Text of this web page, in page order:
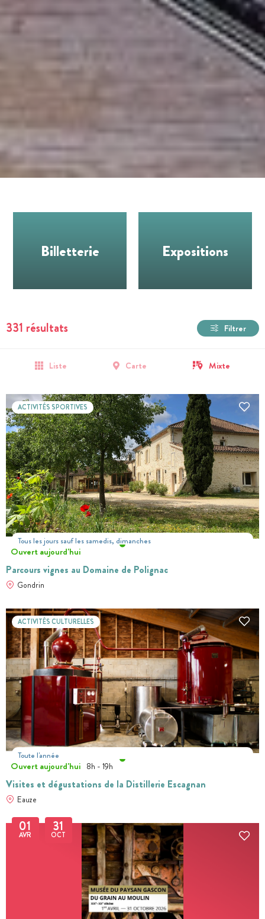
Billetterie Expositions
331 résultats Filtrer
Liste Carte Mixte
Tous les jours sauf les samedis, dimanches
ACTIVITÉS SPORTIVES
Ouvert aujourd'hui
Parcours vignes au Domaine de Polignac
Gondrin
Toute l'année
ACTIVITÉS CULTURELLES
Ouvert aujourd'hui 8h - 19h
Visites et dégustations de la Distillerie Escagnan
Eauze
01
AVR 31
OCT